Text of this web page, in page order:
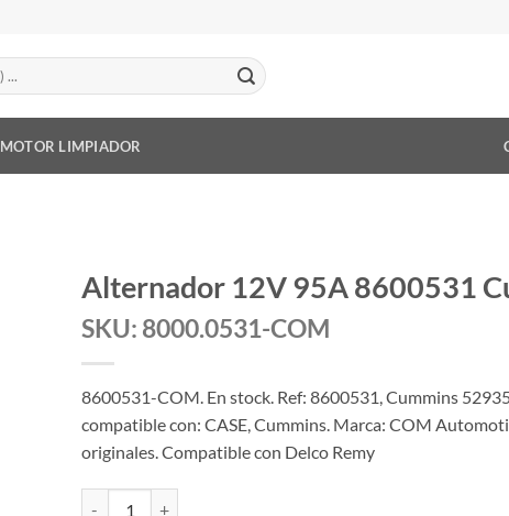
MOTOR LIMPIADOR
Alternador 12V 95A 8600531
SKU: 8000.0531-COM
8600531-COM. En stock. Ref: 8600531, Cummins
compatible con: CASE, Cummins. Marca: COM
originales. Compatible con Delco Remy